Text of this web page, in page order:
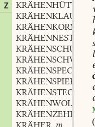
Z
KRÄHENHÜTTE
KRÄHENKLAUE
KRÄHENKORN
KRÄHENNEST
KRÄHENSCHUSZ
KRÄHENSPECHT
KRÄHENSPIER
KRÄHENSTECHER
,
KRÄHENZEHE
,
(